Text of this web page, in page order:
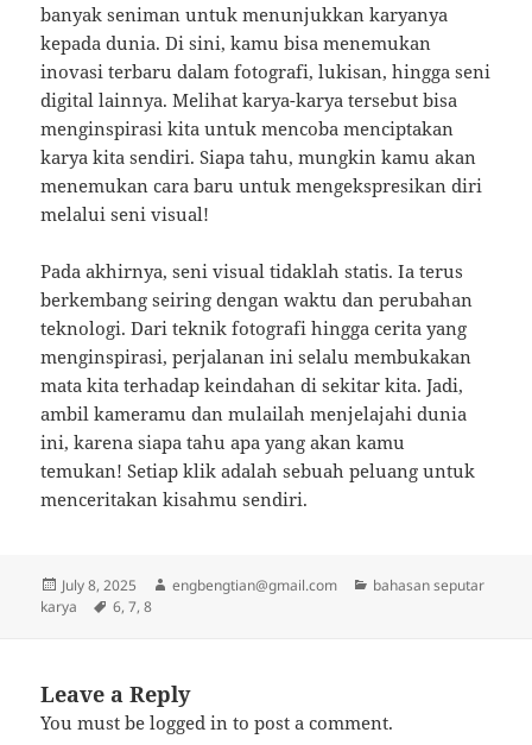
banyak seniman untuk menunjukkan karyanya
kepada dunia. Di sini, kamu bisa menemukan
inovasi terbaru dalam fotografi, lukisan, hingga seni
digital lainnya. Melihat karya-karya tersebut bisa
menginspirasi kita untuk mencoba menciptakan
karya kita sendiri. Siapa tahu, mungkin kamu akan
menemukan cara baru untuk mengekspresikan diri
melalui seni visual!
Pada akhirnya, seni visual tidaklah statis. Ia terus
berkembang seiring dengan waktu dan perubahan
teknologi. Dari teknik fotografi hingga cerita yang
menginspirasi, perjalanan ini selalu membukakan
mata kita terhadap keindahan di sekitar kita. Jadi,
ambil kameramu dan mulailah menjelajahi dunia
ini, karena siapa tahu apa yang akan kamu
temukan! Setiap klik adalah sebuah peluang untuk
menceritakan kisahmu sendiri.
Posted
on
July 8, 2025 Author
engbengtian@gmail.com Categories
bahasan seputar
karya
Tags
6,7,8
Leave a Reply
You must belogged in to post a comment.